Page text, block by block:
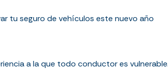
tu seguro de vehículos este nuevo año
a la que todo conductor es